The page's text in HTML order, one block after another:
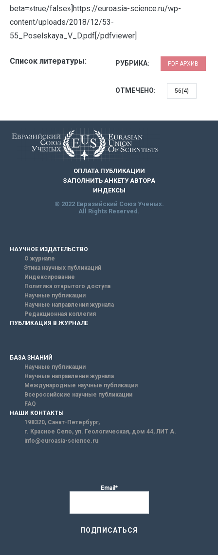
beta=»true/false»]https://euroasia-science.ru/wp-
content/uploads/2018/12/53-
55_Poselskaya_V_D.pdf[/pdfviewer]
Список литературы: РУБРИКА: PDF АРХИВ
ОТМЕЧЕНО: 56(4)
ОПЛАТА ПУБЛИКАЦИИ
ЗАПОЛНИТЬ АНКЕТУ АВТОРА
ИНДЕКСЫ
© 2022 Евразийский Союз Ученых.
All Rights Reserved.
НАУЧНОЕ ИЗДАТЕЛЬСТВО
О журнале
Этика научных публикаций
Индексирование
Политика открытого доступа
Научные публикации
Научные направления журнала
Редакционная коллегия
ПУБЛИКАЦИЯ В ЖУРНАЛЕ
БАЗА ЗНАНИЙ
Научные публикации
Научные направления журнала
Международные научные публикации
Всероссийские научные публикации
FAQ
НАШИ КОНТАКТЫ
198320, Санкт-Петербург,
г. Красное Село, ул. Геологическая, дом 44, ЛИТ А.
info@euroasia-science.ru
Email*